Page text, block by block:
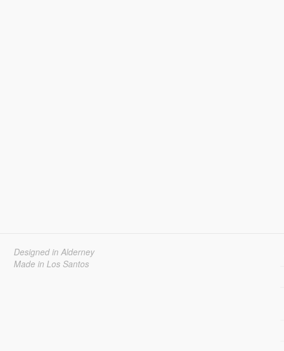
Designed in Alderney
Made in Los Santos